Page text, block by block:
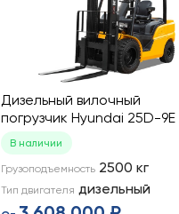
Дизельный вилочный
погрузчик Hyundai 25D-9E
В наличии
Грузоподъемность 2500 кг
Тип двигателя дизельный